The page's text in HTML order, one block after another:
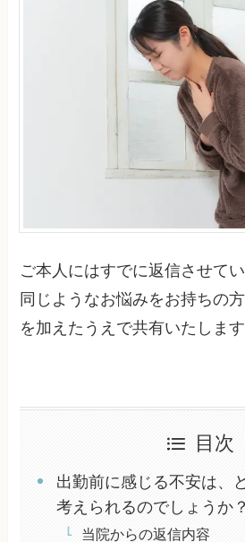
ご本人にはすでに返信させて
同じようなお悩みをお持ちの
を加えたうえで共有いたします
目次
出勤前に感じる不安は、
考えられるのでしょうか？
当院からの返信内容